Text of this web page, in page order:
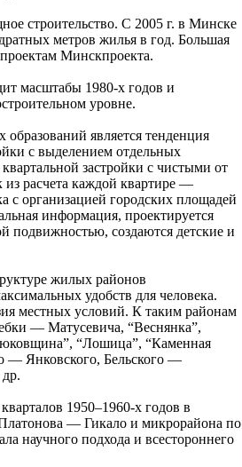
строительство. С 2005 г. в Минске
метров жилья в год. Большая
Минскпроекта.
масштабы 1980-х годов и
уровне.
является тенденция
с выделением отдельных
застройки с чистыми от
из расчета каждой квартире —
с организацией городских площадей
информация, проектируется
подвижностью, создаются детские и
жилых районов
удобств для человека.
местных условий. К таким районам
— Матусевича, “Веснянка”,
“Лошица”, “Каменная
— Янковского, Бельского —
1950–1960-х годов в
— Гикало и микрорайона по
научного подхода и всестороннего